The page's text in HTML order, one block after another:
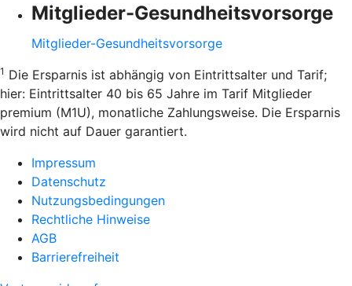
Mitglieder-Gesundheitsvorsorge
Mitglieder-Gesundheitsvorsorge
1 Die Ersparnis ist abhängig von Eintrittsalter und Tarif;
hier: Eintrittsalter 40 bis 65 Jahre im Tarif Mitglieder
premium (M1U), monatliche Zahlungsweise. Die Ersparnis
wird nicht auf Dauer garantiert.
Impressum
Datenschutz
Nutzungsbedingungen
Rechtliche Hinweise
AGB
Barrierefreiheit